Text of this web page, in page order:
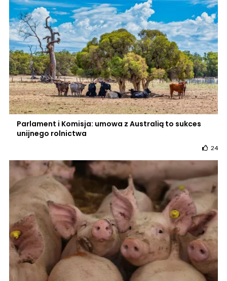
Parlament i Komisja: umowa z Australią to sukces
unijnego rolnictwa
24